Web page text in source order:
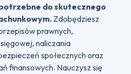
do skutecznego
Zdobędziesz
prawnych,
naliczania
społecznych oraz
finansowych. Nauczysz się